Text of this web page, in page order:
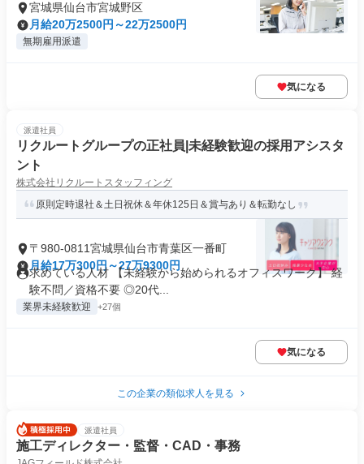
宮城県仙台市宮城野区
月給20万2500円～22万2500円
無期雇用派遣
気になる
派遣社員
リクルートグループの正社員|未経験歓迎の採用アシスタ
ント
株式会社リクルートスタッフィング
原則定時退社＆土日祝休＆年休125日＆賞与あり＆転勤なし
〒980-0811宮城県仙台市青葉区一番町
月給17万300円～27万9300円
求めている人材 【未経験から始められるオフィスワーク】 経
験不問／資格不要 ◎20代...
業界未経験歓迎 +27個
気になる
この企業の類似求人を見る
派遣社員
施工ディレクター・監督・CAD・事務